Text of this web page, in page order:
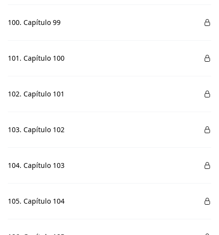
100. Capítulo 99
101. Capítulo 100
102. Capítulo 101
103. Capítulo 102
104. Capítulo 103
105. Capítulo 104